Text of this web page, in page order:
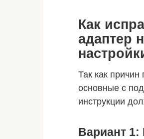
Как
адаптер
Так как
основные с
инструкции
Вариант 1: